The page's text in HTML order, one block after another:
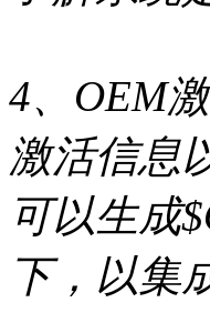
4、OEM
激活信息
可以生成
下，以集